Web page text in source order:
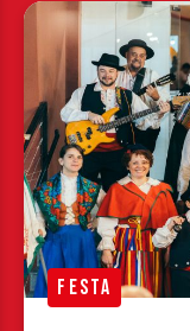
FESTA